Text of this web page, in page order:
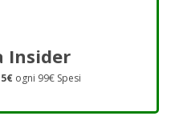
Insider
5€ ogni 99€ Spesi